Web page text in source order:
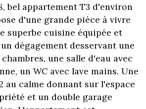
bel appartement T3 d'environ
d'une grande pièce à vivre
superbe cuisine équipée et
dégagement desservant une
une salle d'eau avec
un WC avec lave mains. Une
au calme donnant sur l'espace
et un double garage